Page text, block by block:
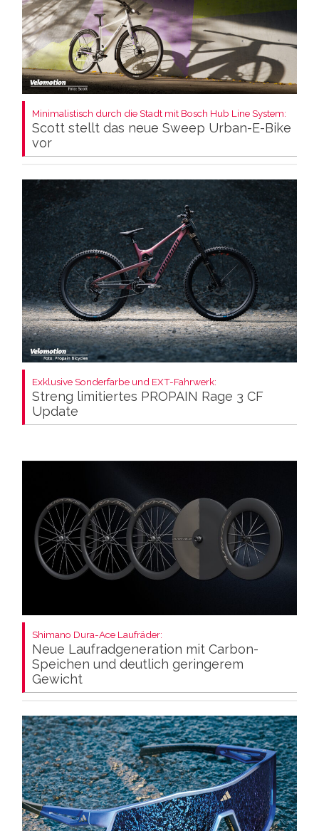
Minimalistisch durch die Stadt mit Bosch Hub Line System:
Scott stellt das neue Sweep Urban-E-Bike
vor
Exklusive Sonderfarbe und EXT-Fahrwerk:
Streng limitiertes PROPAIN Rage 3 CF
Update
Shimano Dura-Ace Laufräder:
Neue Laufradgeneration mit Carbon-
Speichen und deutlich geringerem
Gewicht